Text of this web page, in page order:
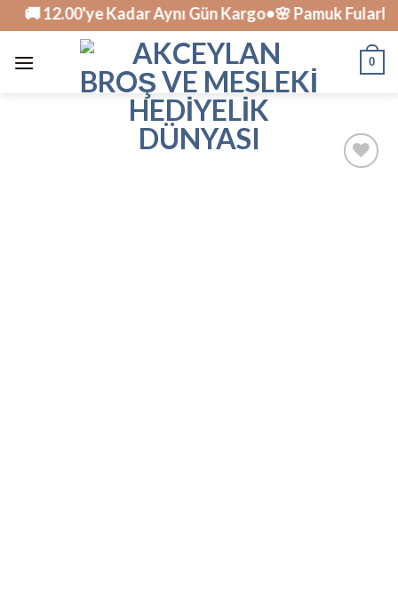
Skip
to
content
12.00'ye Kadar Aynı Gün Kargo•🌸 Pamuk Fularlar
0